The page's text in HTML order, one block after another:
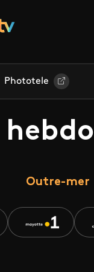
Phototele
Outre-mer